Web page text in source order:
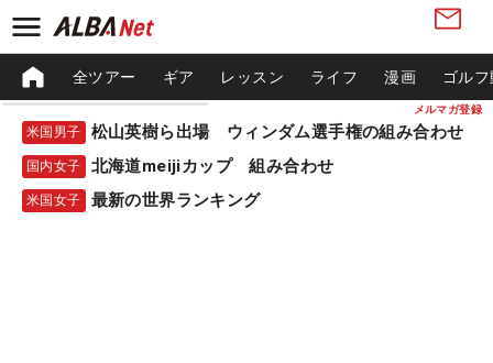
メルマガ登録
全ツアー ギア レッスン ライフ 漫画 ゴル
米国男子 松山英樹ら出場 ウィンダム選手権の組み合わせ
国内女子 北海道meijiカップ 組み合わせ
米国女子 最新の世界ランキング